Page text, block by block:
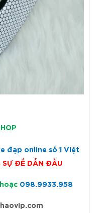
đạp online số 1 Việt
SỰ ĐỂ DẪN ĐẦU
hoặc 098.9933.958